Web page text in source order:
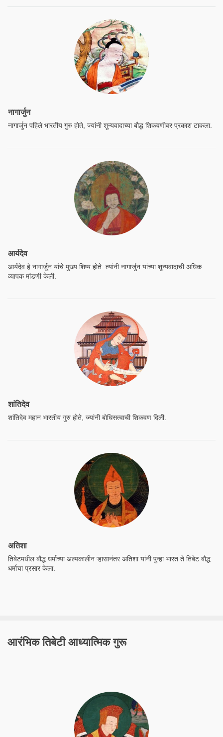
नागार्जुन
नागार्जुन पहिले भारतीय गुरु होते, ज्यांनी शून्यवादाच्या बौद्ध शिकवणीवर प्रकाश टाकला.
आर्यदेव
आर्यदेव हे नागार्जुन यांचे मुख्य शिष्य होते. त्यांनी नागार्जुन यांच्या शून्यवादाची अधिक
व्यापक मांडणी केली.
शांतिदेव
शांतिदेव महान भारतीय गुरु होते, ज्यांनी बोधिसत्वाची शिकवण दिली.
अतिशा
तिबेटमधील बौद्ध धर्माच्या अल्पकालीन ऱ्हासानंतर अतिशा यांनी पुन्हा भारत ते तिबेट बौद्ध
धर्माचा प्रसार केला.
आरंभिक तिबेटी आध्यात्मिक गुरू